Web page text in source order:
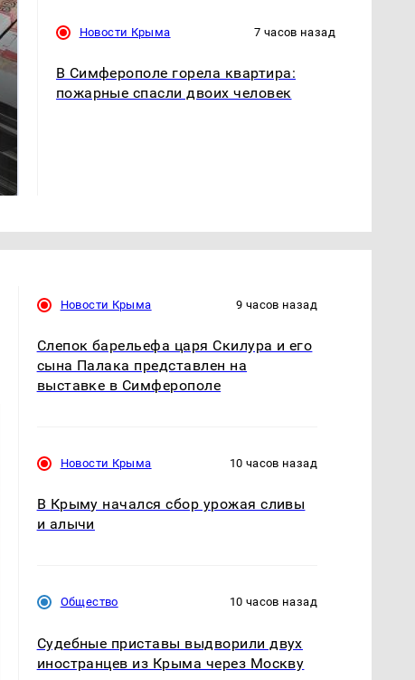
Новости Крыма 7 часов назад
В Симферополе горела квартира:
пожарные спасли двоих человек
Новости Крыма 9 часов назад
Слепок барельефа царя Скилура и его
сына Палака представлен на
выставке в Симферополе
Новости Крыма 10 часов назад
В Крыму начался сбор урожая сливы
и алычи
Общество 10 часов назад
Судебные приставы выдворили двух
иностранцев из Крыма через Москву